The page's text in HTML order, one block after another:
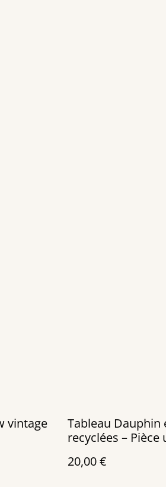
vintage
Tableau Dauphin
recyclées – Pièce
20,00 €